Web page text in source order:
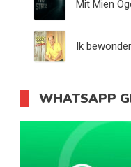
Mit Mien
Ik
WHATSAPP